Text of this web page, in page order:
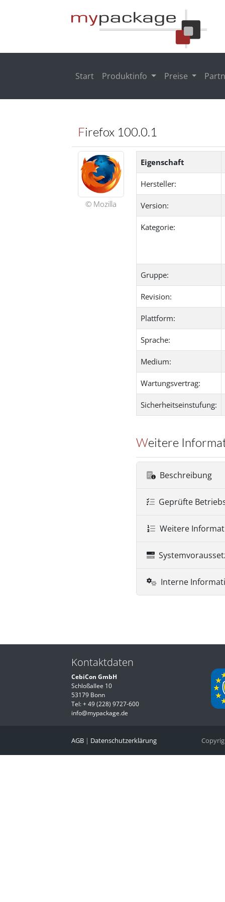
Start Produktinfo Preise
Firefox 100.0.1
© Mozilla
Eigenschaft
Hersteller:
Version:
Kategorie:
Gruppe:
Revision:
Plattform:
Sprache:
Medium:
Wartungsvertrag:
Sicherheitseinstufung:
Weitere
Beschreibung
Geprüfte
Weitere
Interne
Kontaktdaten
CebiCon GmbH
Schloßallee 10
53179 Bonn
Tel:+ 49 (228) 9727-600
info@mypackage.de
AGB | Datenschutzerklärung